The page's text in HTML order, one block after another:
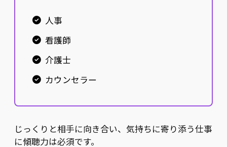
人事
看護師
介護士
カウンセラー
じっくりと相手に向き合い、気持ちに寄り添う仕事
に傾聴力は必須です。